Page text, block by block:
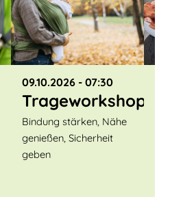
09.10.2026 - 07:30
Trageworkshop
Bindung stärken, Nähe
genießen, Sicherheit
geben